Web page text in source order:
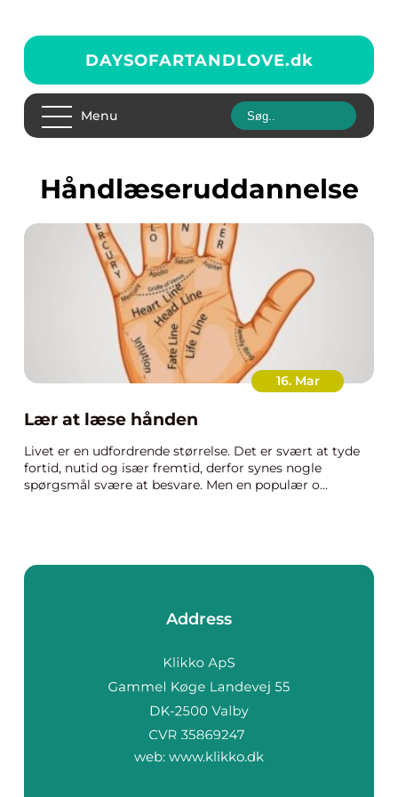
DAYSOFARTANDLOVE.dk
Menu
håndlæseruddannelse
16. Mar
Lær at læse hånden
Livet er en udfordrende størrelse. Det er svært at tyde
fortid, nutid og især fremtid, derfor synes nogle
spørgsmål svære at besvare. Men en populær o...
Address
web: www.klikko.dk